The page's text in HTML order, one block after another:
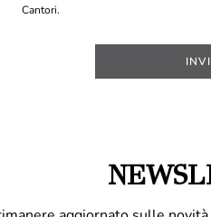
Cantori.